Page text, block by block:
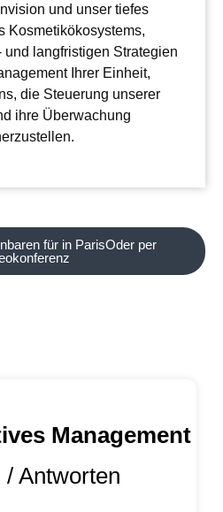
und unser tiefes
Kosmetikökosystems,
und langfristigen Strategien
Ihrer Einheit,
die Steuerung unserer
ihre Überwachung
für in ParisOder per
Management
/ Antworten